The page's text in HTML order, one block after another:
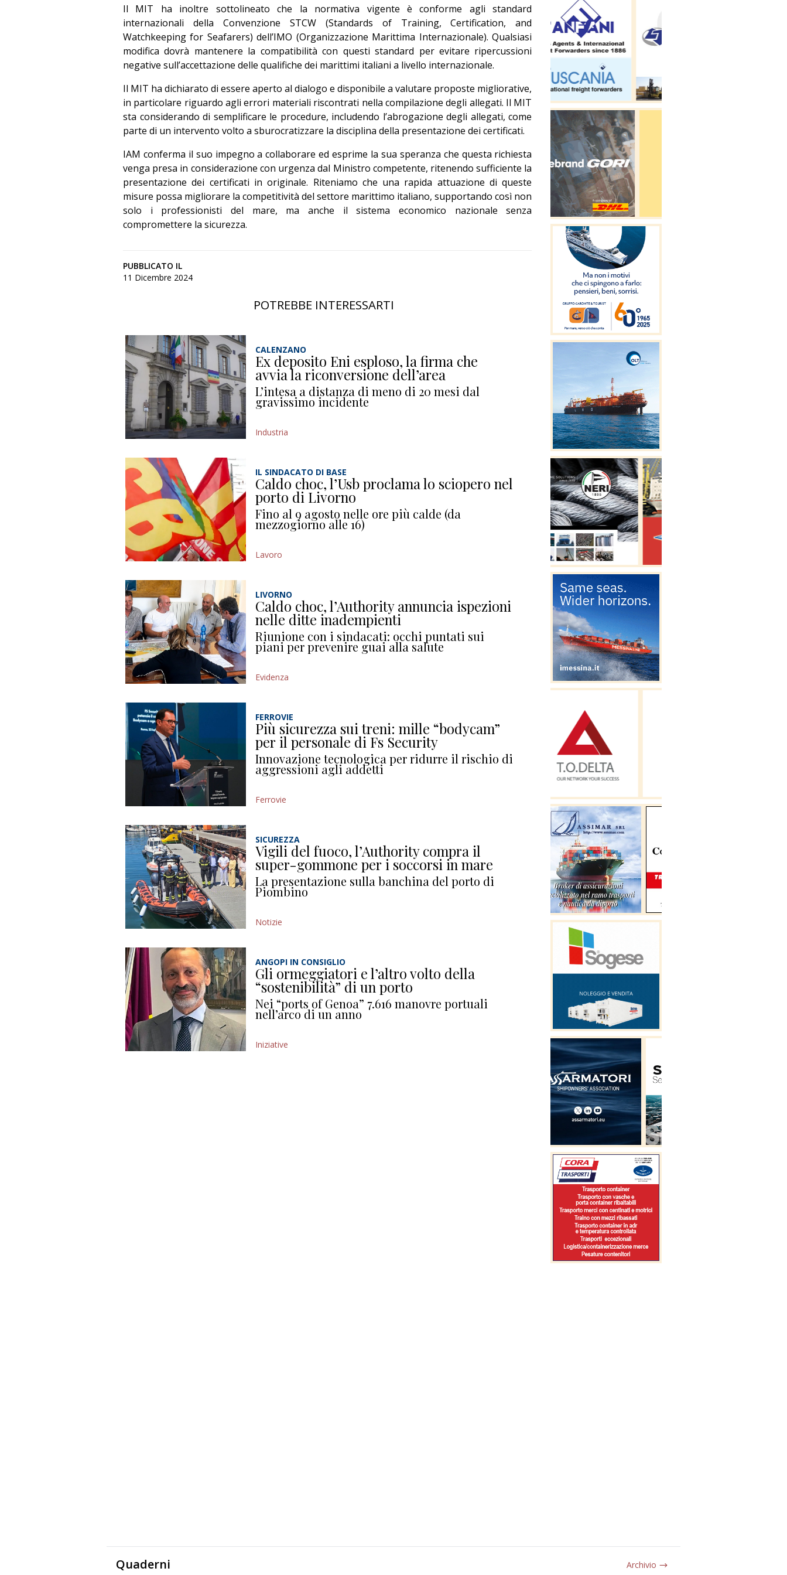
Il MIT ha inoltre sottolineato che la normativa vigente è conforme agli standard
internazionali della Convenzione STCW (Standards of Training, Certification, and
Watchkeeping for Seafarers) dell’IMO (Organizzazione Marittima Internazionale). Qualsiasi
modifica dovrà mantenere la compatibilità con questi standard per evitare ripercussioni
negative sull’accettazione delle qualifiche dei marittimi italiani a livello internazionale.
Il MIT ha dichiarato di essere aperto al dialogo e disponibile a valutare proposte migliorative,
in particolare riguardo agli errori materiali riscontrati nella compilazione degli allegati. Il MIT
sta considerando di semplificare le procedure, includendo l’abrogazione degli allegati, come
parte di un intervento volto a sburocratizzare la disciplina della presentazione dei certificati.
IAM conferma il suo impegno a collaborare ed esprime la sua speranza che questa richiesta
venga presa in considerazione con urgenza dal Ministro competente, ritenendo sufficiente la
presentazione dei certificati in originale. Riteniamo che una rapida attuazione di queste
misure possa migliorare la competitività del settore marittimo italiano, supportando così non
solo i professionisti del mare, ma anche il sistema economico nazionale senza
compromettere la sicurezza.
PUBBLICATO IL
11 Dicembre 2024
POTREBBE INTERESSARTI
CALENZANO
Ex deposito Eni esploso, la firma che
avvia la riconversione dell’area
L’intesa a distanza di meno di 20 mesi dal
gravissimo incidente
Industria
IL SINDACATO DI BASE
Caldo choc, l’Usb proclama lo sciopero nel
porto di Livorno
Fino al 9 agosto nelle ore più calde (da
mezzogiorno alle 16)
Lavoro
LIVORNO
Caldo choc, l’Authority annuncia ispezioni
nelle ditte inadempienti
Riunione con i sindacati: occhi puntati sui
piani per prevenire guai alla salute
Evidenza
FERROVIE
Più sicurezza sui treni: mille “bodycam”
per il personale di Fs Security
Innovazione tecnologica per ridurre il rischio di
aggressioni agli addetti
Ferrovie
SICUREZZA
Vigili del fuoco, l’Authority compra il
super-gommone per i soccorsi in mare
La presentazione sulla banchina del porto di
Piombino
Notizie
ANGOPI IN CONSIGLIO
Gli ormeggiatori e l’altro volto della
“sostenibilità” di un porto
Nei “ports of Genoa” 7.616 manovre portuali
nell’arco di un anno
Iniziative
Quaderni Archivio